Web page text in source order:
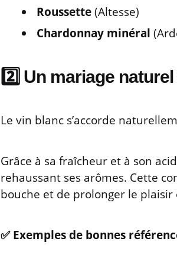
Roussette(Altesse)
Chardonnay minéral
2️⃣ Un mariage
Le vin blanc s’accorde
Grâce à sa fraîcheur et à son
rehaussant ses arômes. Cette
bouche et de prolonger le
✅ Exemples de bonnes